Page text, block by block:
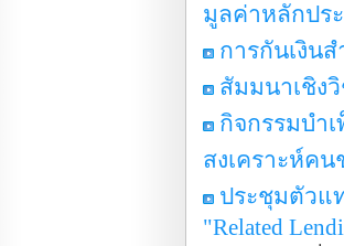
มูลค่าหลักปร
การกันเงิน
สัมมนาเชิง
กิจกรรมบำ
สงเคราะห์ค
ประชุมตัวแ
"Related